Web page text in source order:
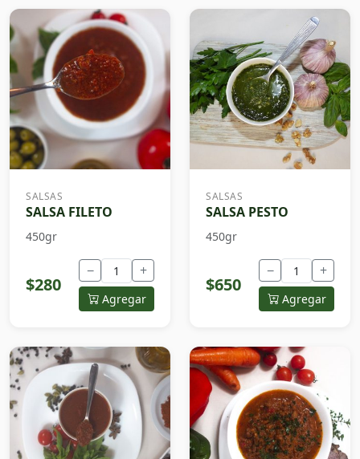
SALSAS
SALSA FILETO
450gr
$280
− +
Agregar
SALSAS
SALSA PESTO
450gr
$650
− +
Agregar